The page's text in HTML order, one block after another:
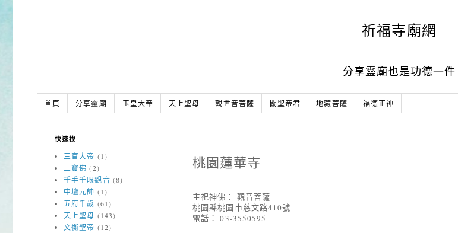
祈福寺廟網
分享靈廟也是功德一件
首頁 分享靈廟 玉皇大帝 天上聖母 觀世音菩薩 關聖帝君 地藏菩薩 福德正神
桃園蓮華寺
主祀神佛： 觀音菩薩
桃園縣桃園市慈文路410號
電話： 03-3550595
快速找
三官大帝 (1)
三寶佛 (2)
千手千眼觀音 (8)
中壇元帥 (1)
五府千歲 (61)
天上聖母 (143)
文衡聖帝 (12)